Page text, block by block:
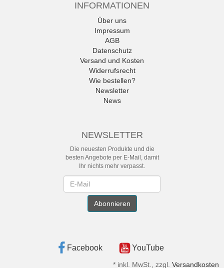
INFORMATIONEN
Über uns
Impressum
AGB
Datenschutz
Versand und Kosten
Widerrufsrecht
Wie bestellen?
Newsletter
News
NEWSLETTER
Die neuesten Produkte und die
besten Angebote per E-Mail, damit
Ihr nichts mehr verpasst.
Abonnieren
Facebook YouTube
* inkl. MwSt., zzgl. Versandkosten